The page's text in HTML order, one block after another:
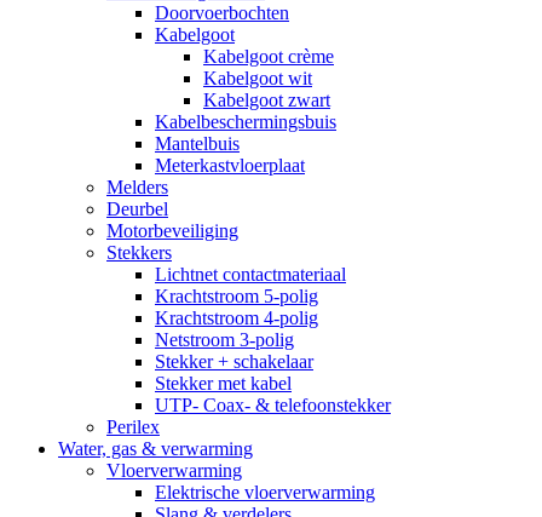
Doorvoerbochten
Kabelgoot
Kabelgoot crème
Kabelgoot wit
Kabelgoot zwart
Kabelbeschermingsbuis
Mantelbuis
Meterkastvloerplaat
Melders
Deurbel
Motorbeveiliging
Stekkers
Lichtnet contactmateriaal
Krachtstroom 5-polig
Krachtstroom 4-polig
Netstroom 3-polig
Stekker + schakelaar
Stekker met kabel
UTP- Coax- & telefoonstekker
Perilex
Water, gas & verwarming
Vloerverwarming
Elektrische vloerverwarming